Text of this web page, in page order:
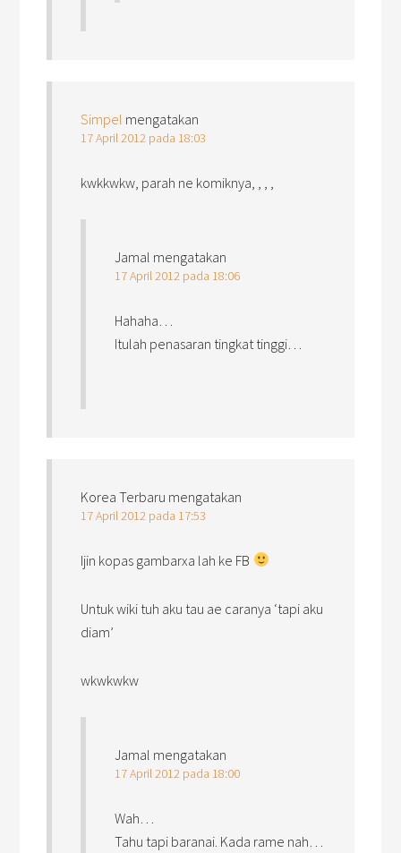
Simpel mengatakan
17 April 2012 pada 18:03
kwkkwkw, parah ne komiknya, , , ,
Jamal mengatakan
17 April 2012 pada 18:06
Hahaha…
Itulah penasaran tingkat tinggi…
Korea Terbaru mengatakan
17 April 2012 pada 17:53
Ijin kopas gambarxa lah ke FB
Untuk wiki tuh aku tau ae caranya ‘tapi aku
diam’
wkwkwkw
Jamal mengatakan
17 April 2012 pada 18:00
Wah…
Tahu tapi baranai. Kada rame nah…